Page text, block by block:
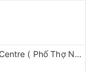
Mường Thanh Grand Hà Nội Centre ( Phố Thợ Nhuộm)